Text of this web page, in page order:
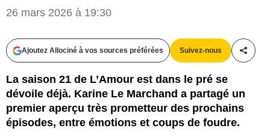
26 mars 2026 à 19:30
Ajoutez Allociné à vos sources préférées Suivez-nous
La saison 21 de L’Amour est dans le pré se
dévoile déjà. Karine Le Marchand a partagé un
premier aperçu très prometteur des prochains
épisodes, entre émotions et coups de foudre.